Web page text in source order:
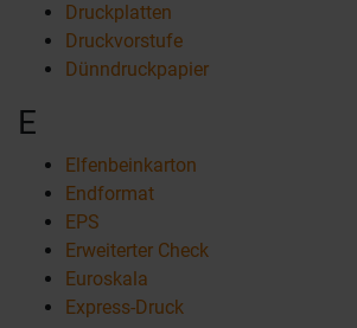
Druckplatten
Druckvorstufe
Dünndruckpapier
E
Elfenbeinkarton
Endformat
EPS
Erweiterter Check
Euroskala
Express-Druck